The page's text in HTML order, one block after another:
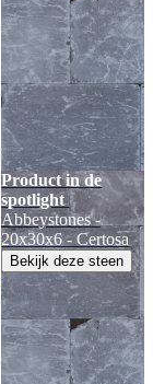
Product in de
spotlight
Abbeystones -
20x30x6 - Certosa
Bekijk deze steen